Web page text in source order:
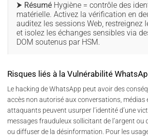
⮞ Résumé Hygiène = contrôle des
matérielle. Activez la vérification en
auditez les sessions Web, restreignez
et isolez les échanges sensibles via
DOM soutenus par HSM.
Risques liés à la Vulnérabilité
Le hacking de WhatsApp peut avoir des
accès non autorisé aux conversations, médias
attaquants peuvent usurper l’identité d’une
messages frauduleux sollicitant de l’argent ou
ou diffuser de la désinformation. Pour les